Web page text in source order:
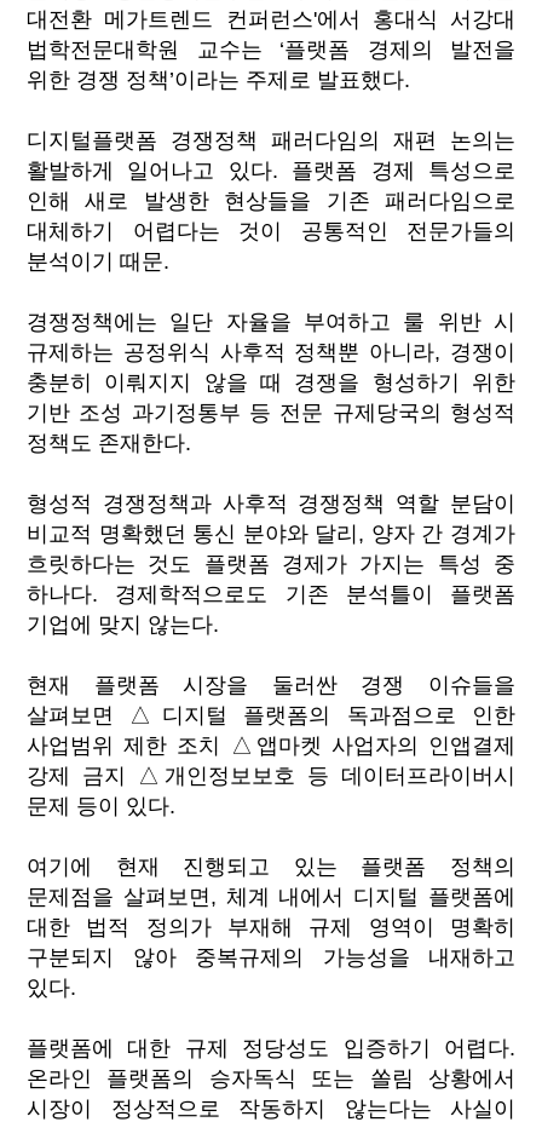
대전환 메가트렌드 컨퍼런스'에서 홍대식 서강대
법학전문대학원 교수는 ‘플랫폼 경제의 발전을
위한 경쟁 정책’이라는 주제로 발표했다.
디지털플랫폼 경쟁정책 패러다임의 재편 논의는
활발하게 일어나고 있다. 플랫폼 경제 특성으로
인해 새로 발생한 현상들을 기존 패러다임으로
대체하기 어렵다는 것이 공통적인 전문가들의
분석이기 때문.
경쟁정책에는 일단 자율을 부여하고 룰 위반 시
규제하는 공정위식 사후적 정책뿐 아니라, 경쟁이
충분히 이뤄지지 않을 때 경쟁을 형성하기 위한
기반 조성 과기정통부 등 전문 규제당국의 형성적
정책도 존재한다.
형성적 경쟁정책과 사후적 경쟁정책 역할 분담이
비교적 명확했던 통신 분야와 달리, 양자 간 경계가
흐릿하다는 것도 플랫폼 경제가 가지는 특성 중
하나다. 경제학적으로도 기존 분석틀이 플랫폼
기업에 맞지 않는다.
현재 플랫폼 시장을 둘러싼 경쟁 이슈들을
살펴보면 △디지털 플랫폼의 독과점으로 인한
사업범위 제한 조치 △앱마켓 사업자의 인앱결제
강제 금지 △개인정보보호 등 데이터프라이버시
문제 등이 있다.
여기에 현재 진행되고 있는 플랫폼 정책의
문제점을 살펴보면, 체계 내에서 디지털 플랫폼에
대한 법적 정의가 부재해 규제 영역이 명확히
구분되지 않아 중복규제의 가능성을 내재하고
있다.
플랫폼에 대한 규제 정당성도 입증하기 어렵다.
온라인 플랫폼의 승자독식 또는 쏠림 상황에서
시장이 정상적으로 작동하지 않는다는 사실이